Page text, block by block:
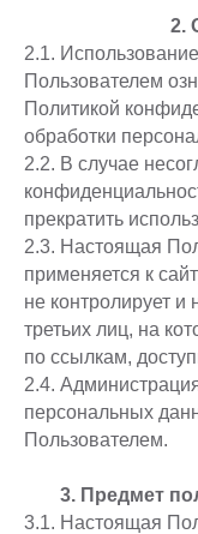
2.
2.1.
Пользователем
Политикой
обработки
2.2. В случае
прекратить
2.3. Настоящая
применяется к
не контролирует и
третьих лиц, на
по ссылкам,
2.4.
персональных
Пользователем.
3. Предмет
3.1. Настоящая